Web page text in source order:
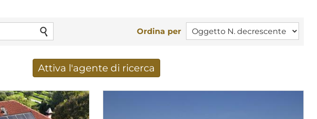
Ordina per
Attiva l'agente di ricerca